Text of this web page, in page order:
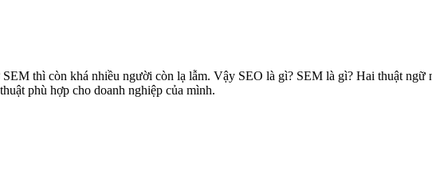
thì còn khá nhiều người còn lạ lẫm. Vậy SEO là gì? SEM là gì? Hai thuật ngữ
phù hợp cho doanh nghiệp của mình.